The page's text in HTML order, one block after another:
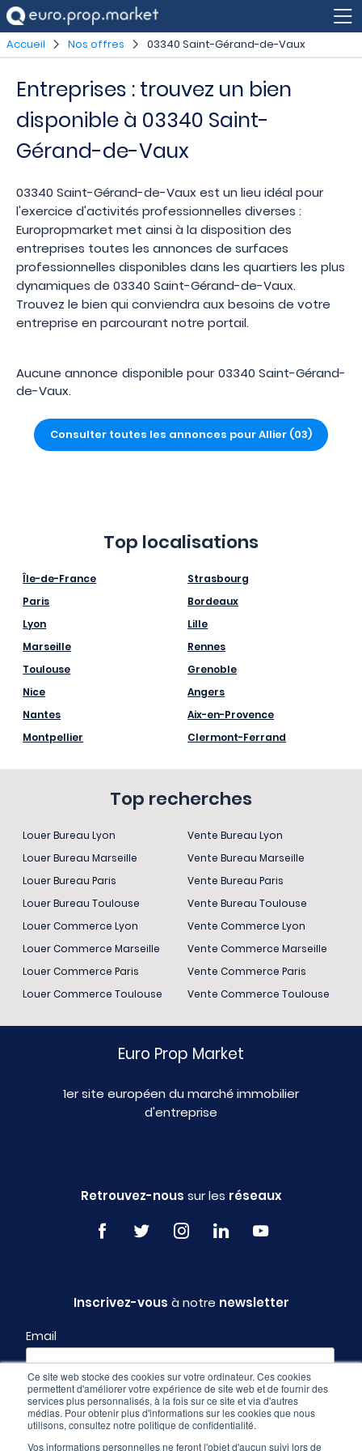
Ce site web stocke des cookies sur votre ordinateur. Ces cookies
permettent d'améliorer votre expérience de site web et de fournir des
services plus personnalisés, à la fois sur ce site et via d'autres
médias. Pour obtenir plus d'informations sur les cookies que nous
utilisons, consultez notre politique de confidentialité.
Vos informations personnelles ne feront l'objet d'aucun suivi lors de
Accueil Nos offres 03340 Saint-Gérand-de-Vaux
Entreprises : trouvez un bien
disponible à 03340 Saint-
Gérand-de-Vaux
03340 Saint-Gérand-de-Vaux est un lieu idéal pour
l'exercice d'activités professionnelles diverses :
Europropmarket met ainsi à la disposition des
entreprises toutes les annonces de surfaces
professionnelles disponibles dans les quartiers les plus
dynamiques de 03340 Saint-Gérand-de-Vaux.
Trouvez le bien qui conviendra aux besoins de votre
entreprise en parcourant notre portail.
Aucune annonce disponible pour 03340 Saint-Gérand-
de-Vaux.
Consulter toutes les annonces pour Allier (03)
Top localisations
Île-de-France
Paris
Lyon
Marseille
Toulouse
Nice
Nantes
Montpellier
Strasbourg
Bordeaux
Lille
Rennes
Grenoble
Angers
Aix-en-Provence
Clermont-Ferrand
Top recherches
Louer Bureau Lyon
Louer Bureau Marseille
Louer Bureau Paris
Louer Bureau Toulouse
Louer Commerce Lyon
Louer Commerce Marseille
Louer Commerce Paris
Louer Commerce Toulouse
Vente Bureau Lyon
Vente Bureau Marseille
Vente Bureau Paris
Vente Bureau Toulouse
Vente Commerce Lyon
Vente Commerce Marseille
Vente Commerce Paris
Vente Commerce Toulouse
Euro Prop Market
1er site européen du marché immobilier
d'entreprise
Retrouvez-nous sur les réseaux
Inscrivez-vous à notre newsletter
Email
Profil